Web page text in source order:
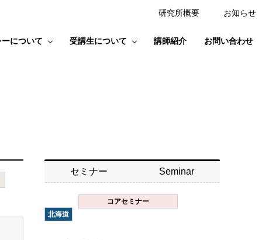
研究所概要 お知らせ
について 受講生について 講師紹介 お問い合わせ
セミナー Seminar
北海道
コアセミナー